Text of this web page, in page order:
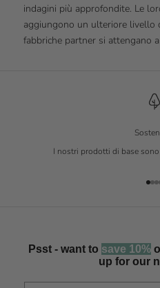
indagini più approfondite. Le
aggiungono un ulteriore livello
fabbriche partner si attengano
I nostri prodotti di base
Vai
Psst - want to save 10%
up for our